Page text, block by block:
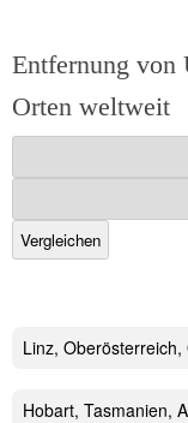
Entfernung von
Orten weltweit
Vergleichen
Linz, Ober­österreich,
Hobart, Tasmanien,